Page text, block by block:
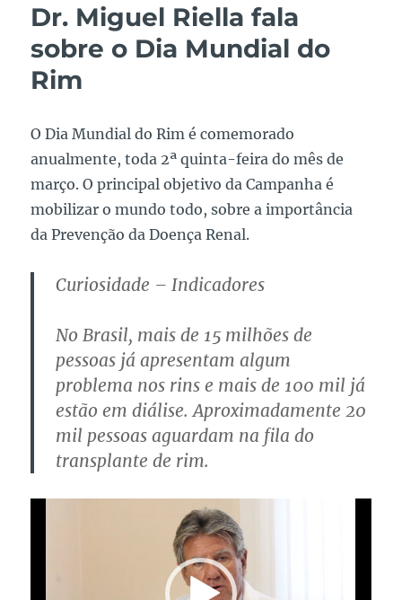
Dr. Miguel Riella fala
sobre o Dia Mundial do
Rim
O Dia Mundial do Rim é comemorado
anualmente, toda 2ª quinta-feira do mês de
março. O principal objetivo da Campanha é
mobilizar o mundo todo, sobre a importância
da Prevenção da Doença Renal.
Curiosidade – Indicadores
No Brasil, mais de 15 milhões de
pessoas já apresentam algum
problema nos rins e mais de 100 mil já
estão em diálise. Aproximadamente 20
mil pessoas aguardam na fila do
transplante de rim.